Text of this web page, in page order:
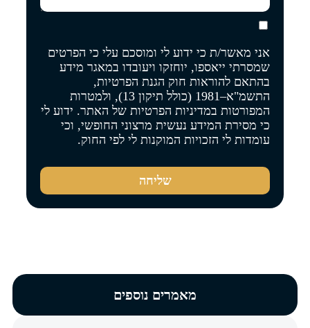
אני מאשר/ת כי ידוע לי ומוסכם עלי כי הפרטים
שמסרתי ייאספו, יוחזקו ויעובדו במאגר מידע
בהתאם להוראות חוק הגנת הפרטיות,
התשמ"א–1981 (כולל תיקון 13), ולמטרות
המפורטות במדיניות הפרטיות של האתר. ידוע לי
כי מסירת המידע נעשית מרצוני החופשי, וכי
עומדות לי הזכויות המוקנות לי לפי החוק.
שליחה
מאמרים נוספים